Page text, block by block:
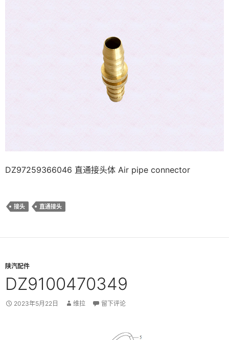
DZ97259366046 直通接头体 Air pipe connector
接头 直通接头
陕汽配件
DZ9100470349
2023年5月22日 维拉 留下评论